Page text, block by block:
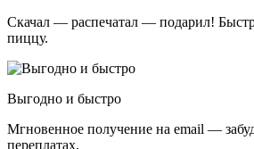
Скачал — распечатал — подарил!
пиццу.
Выгодно и быстро
Мгновенное получение на email —
переплатах.